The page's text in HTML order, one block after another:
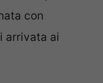
con
arrivata ai